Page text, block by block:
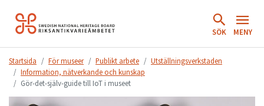
Hoppa
till
SÖK MENY
Startsida För museer Publikt arbete
Utställningsverkstaden
Information, nätverkande och kunskap
Gör-det-själv-guide till IoT i museet